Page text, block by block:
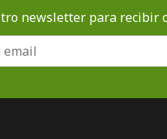
newsletter para recibir